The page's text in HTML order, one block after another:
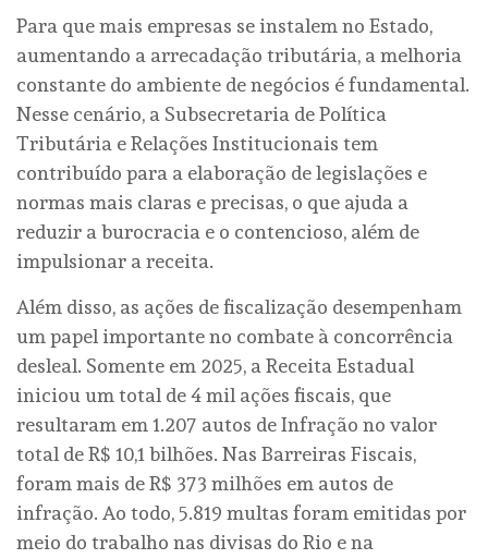
Para que mais empresas se instalem no Estado,
aumentando a arrecadação tributária, a melhoria
constante do ambiente de negócios é fundamental.
Nesse cenário, a Subsecretaria de Política
Tributária e Relações Institucionais tem
contribuído para a elaboração de legislações e
normas mais claras e precisas, o que ajuda a
reduzir a burocracia e o contencioso, além de
impulsionar a receita.
Além disso, as ações de fiscalização desempenham
um papel importante no combate à concorrência
desleal. Somente em 2025, a Receita Estadual
iniciou um total de 4 mil ações fiscais, que
resultaram em 1.207 autos de Infração no valor
total de R$ 10,1 bilhões. Nas Barreiras Fiscais,
foram mais de R$ 373 milhões em autos de
infração. Ao todo, 5.819 multas foram emitidas por
meio do trabalho nas divisas do Rio e na